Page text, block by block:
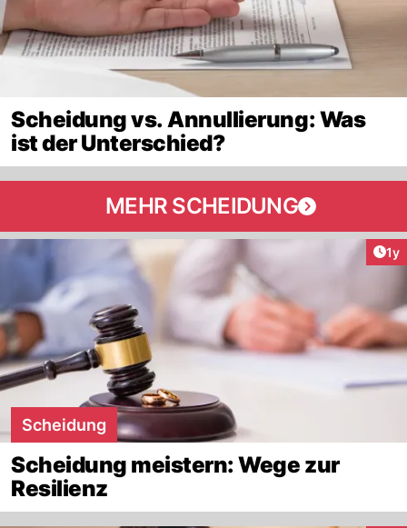
Scheidung vs. Annullierung: Was
ist der Unterschied?
MEHR SCHEIDUNG
1y
Scheidung
Scheidung meistern: Wege zur
Resilienz